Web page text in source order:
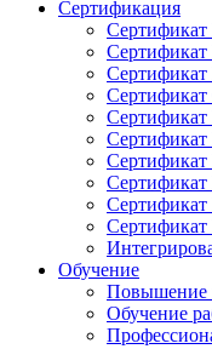
Сертификация
Сертификат
Обучение
Повышение
Обучение